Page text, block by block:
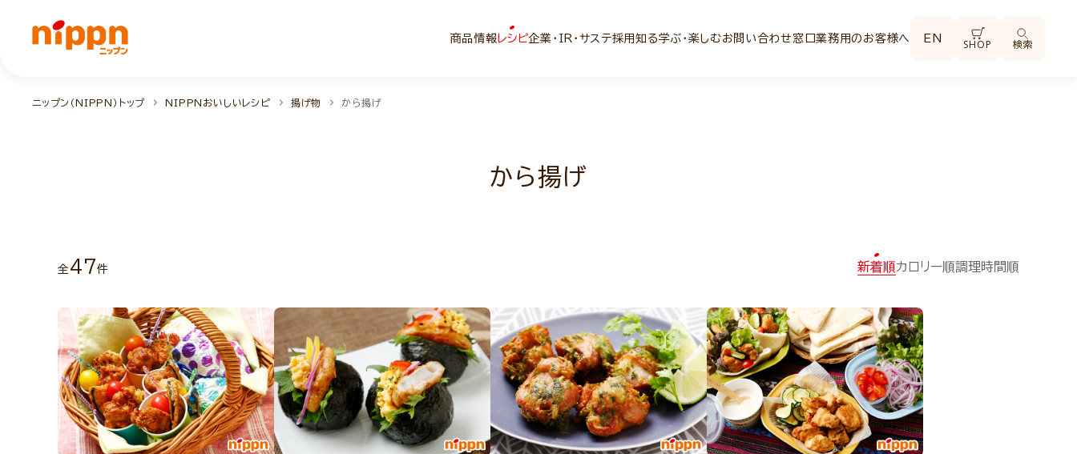
商品情報 レシピ企業・IR・サステ採用知る学ぶ・楽しむお問い合わせ窓口業務用のお客様へ EN SHOP 検索
ニップン（NIPPN）トップ NIPPNおいしいレシピ 揚げ物 から揚げ
から揚げ
全 47件 新着順カロリー順調理時間順